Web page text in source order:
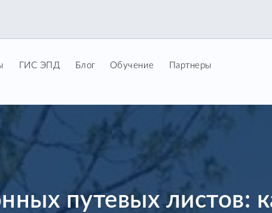
ГИС ЭПД Блог Обучение Партнеры
путевых листов: